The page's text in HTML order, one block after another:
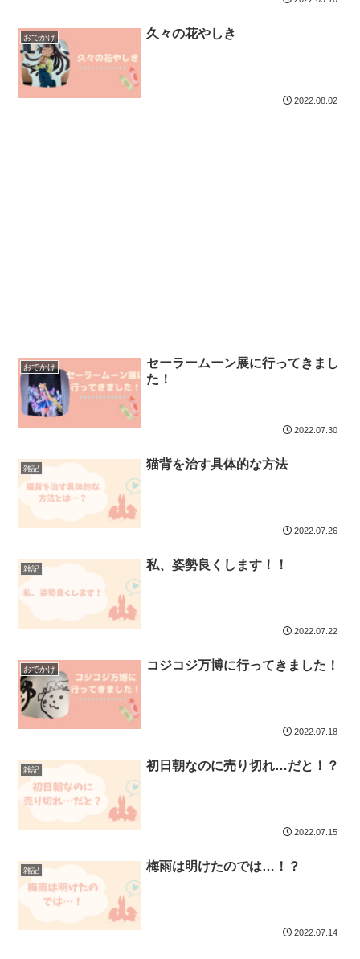
おでかけ 久々の花やしき
2022.08.02
おでかけ
セーラームーン展に行ってきまし
た！
2022.07.30
雑記 猫背を治す具体的な方法
2022.07.26
雑記 私、姿勢良くします！！
2022.07.22
おでかけ コジコジ万博に行ってきました！
2022.07.18
雑記 初日朝なのに売り切れ…だと！？
2022.07.15
雑記 梅雨は明けたのでは…！？
2022.07.14